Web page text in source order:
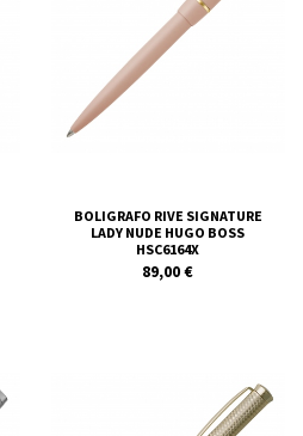
BOLIGRAFO RIVE SIGNATURE
LADY NUDE HUGO BOSS
HSC6164X
89,00 €